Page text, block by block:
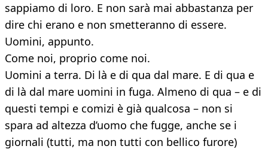
sappiamo di loro. E non sarà mai abbastanza per
dire chi erano e non smetteranno di essere.
Uomini, appunto.
Come noi, proprio come noi.
Uomini a terra. Di là e di qua dal mare. E di qua e
di là dal mare uomini in fuga. Almeno di qua – e di
questi tempi e comizi è già qualcosa – non si
spara ad altezza d’uomo che fugge, anche se i
giornali (tutti, ma non tutti con bellico furore)